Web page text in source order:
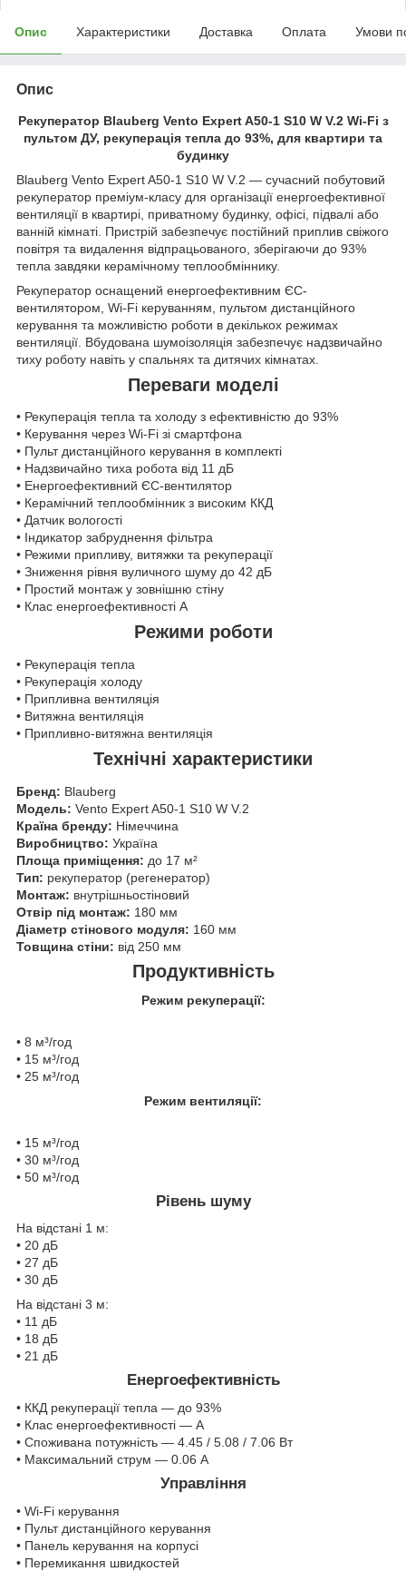
Опис Характеристики Доставка Оплата Умови
Опис
Рекуператор Blauberg Vento Expert A50-1 S10 W V.2 Wi-Fi з
пультом ДУ, рекуперація тепла до 93%, для квартири та
будинку
Blauberg Vento Expert A50-1 S10 W V.2 — сучасний побутовий
рекуператор преміум-класу для організації енергоефективної
вентиляції в квартирі, приватному будинку, офісі, підвалі або
ванній кімнаті. Пристрій забезпечує постійний приплив свіжого
повітря та видалення відпрацьованого, зберігаючи до 93%
тепла завдяки керамічному теплообміннику.
Рекуператор оснащений енергоефективним ЄС-
вентилятором, Wi-Fi керуванням, пультом дистанційного
керування та можливістю роботи в декількох режимах
вентиляції. Вбудована шумоізоляція забезпечує надзвичайно
тиху роботу навіть у спальнях та дитячих кімнатах.
Переваги моделі
• Рекуперація тепла та холоду з ефективністю до 93%
• Керування через Wi-Fi зі смартфона
• Пульт дистанційного керування в комплекті
• Надзвичайно тиха робота від 11 дБ
• Енергоефективний ЄС-вентилятор
• Керамічний теплообмінник з високим ККД
• Датчик вологості
• Індикатор забруднення фільтра
• Режими припливу, витяжки та рекуперації
• Зниження рівня вуличного шуму до 42 дБ
• Простий монтаж у зовнішню стіну
• Клас енергоефективності А
Режими роботи
• Рекуперація тепла
• Рекуперація холоду
• Припливна вентиляція
• Витяжна вентиляція
• Припливно-витяжна вентиляція
Технічні характеристики
Бренд: Blauberg
Модель: Vento Expert A50-1 S10 W V.2
Країна бренду: Німеччина
Виробництво: Україна
Площа приміщення: до 17 м²
Тип: рекуператор (регенератор)
Монтаж: внутрішньостіновий
Отвір під монтаж: 180 мм
Діаметр стінового модуля: 160 мм
Товщина стіни: від 250 мм
Продуктивність
Режим рекуперації:
• 8 м³/год
• 15 м³/год
• 25 м³/год
Режим вентиляції:
• 15 м³/год
• 30 м³/год
• 50 м³/год
Рівень шуму
На відстані 1 м:
• 20 дБ
• 27 дБ
• 30 дБ
На відстані 3 м:
• 11 дБ
• 18 дБ
• 21 дБ
Енергоефективність
• ККД рекуперації тепла — до 93%
• Клас енергоефективності — А
• Споживана потужність — 4.45 / 5.08 / 7.06 Вт
• Максимальний струм — 0.06 А
Управління
• Wi-Fi керування
• Пульт дистанційного керування
• Панель керування на корпусі
• Перемикання швидкостей